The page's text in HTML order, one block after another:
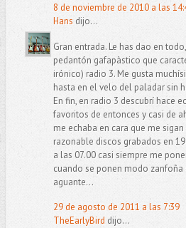
8 de noviembre de 2010 a las
Hans dijo...
Gran entrada. Le has dao en
pedantón gafapàstico que
irónico) radio 3. Me gusta
hasta en el velo del paladar sin
En fin, en radio 3 descubrí hace
favoritos de entonces y casi de
me echaba en cara que me
razonable discos grabados en
a las 07.00 casi siempre me
cuando se ponen modo
aguante...
29 de agosto de 2011 a las 7:39
TheEarlyBird dijo...